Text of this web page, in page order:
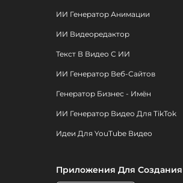
ИИ Генератор Анимации
ИИ Видеоредактор
Текст В Видео С ИИ
ИИ Генератор Веб-Сайтов
Генератор Бизнес - Имён
ИИ Генератор Видео Для TikTok
Идеи Для YouTube Видео
Приложения Для